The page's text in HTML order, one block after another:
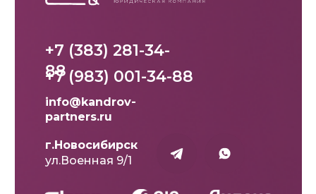
+7 (383) 281-34-
88
г.Новосибирск
ул.Военная 9/1
+7 (983) 001-34-88
info@kandrov-
partners.ru